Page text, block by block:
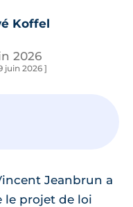
Koffel
2026
juin 2026 ]
Jeanbrun a
le projet de loi